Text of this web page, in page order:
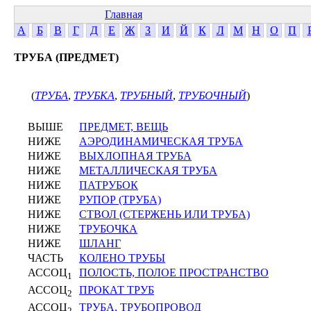
Главная
А
Б В Г Д Е Ж З И Й К Л М Н О П
ТРУБА (ПРЕДМЕТ)
(ТРУБА, ТРУБКА, ТРУБНЫЙ, ТРУБОЧНЫЙ)
ВЫШЕ
ПРЕДМЕТ, ВЕЩЬ
НИЖЕ
АЭРОДИНАМИЧЕСКАЯ ТРУБА
НИЖЕ
ВЫХЛОПНАЯ ТРУБА
НИЖЕ
МЕТАЛЛИЧЕСКАЯ ТРУБА
НИЖЕ
ПАТРУБОК
НИЖЕ
РУПОР (ТРУБА)
НИЖЕ
СТВОЛ (СТЕРЖЕНЬ ИЛИ ТРУБА)
НИЖЕ
ТРУБОЧКА
НИЖЕ
ШЛАНГ
ЧАСТЬ
КОЛЕНО ТРУБЫ
АССОЦ1
ПОЛОСТЬ, ПОЛОЕ ПРОСТРАНСТВО
АССОЦ2
ПРОКАТ ТРУБ
АССОЦ
ТРУБА, ТРУБОПРОВОД